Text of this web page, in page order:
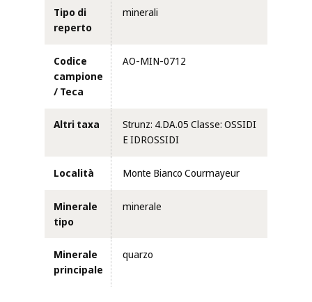
Tipo di
reperto
minerali
Codice
campione
/ Teca
AO-MIN-0712
Altri taxa
Strunz: 4.DA.05 Classe: OSSIDI
E IDROSSIDI
Località Monte Bianco Courmayeur
Minerale
tipo
minerale
Minerale
principale
quarzo